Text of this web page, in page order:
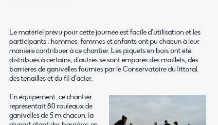
Le matériel prévu pour cette journée est facile d’utilisation et les
participants : hommes, femmes et enfants ont pu chacun à leur
manière contribuer à ce chantier. Les piquets en bois ont été
distribués à certains, d’autres se sont emparés des maillets, des
barrières de ganivelles fournies par le Conservatoire du littoral,
des tenailles et du fil d’acier.
En équipement, ce chantier
représentait 80 rouleaux de
ganivelles de 5 m chacun, la